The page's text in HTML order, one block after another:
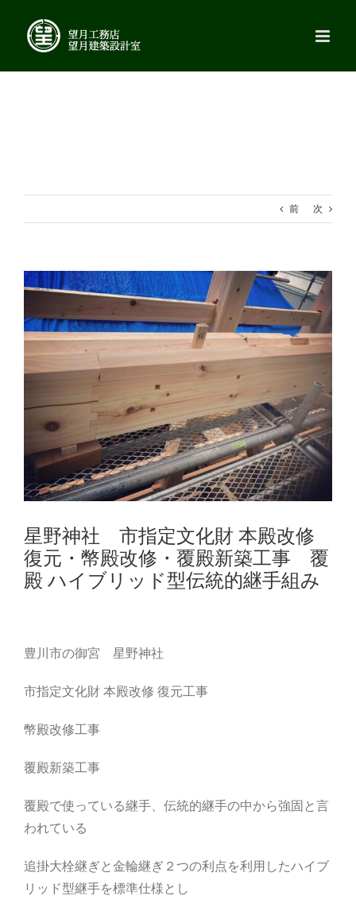
content
前 次
View
Image
星野神社 市指定文化財 本殿改修
復元・幣殿改修・覆殿新築工事 覆
殿 ハイブリッド型伝統的継手組み
豊川市の御宮 星野神社
市指定文化財 本殿改修 復元工事
幣殿改修工事
覆殿新築工事
覆殿で使っている継手、伝統的継手の中から強固と言
われている
追掛大栓継ぎと金輪継ぎ２つの利点を利用したハイブ
リッド型継手を標準仕様とし